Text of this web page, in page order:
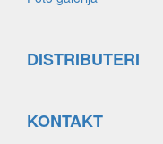
DISTRIBUTERI
KONTAKT